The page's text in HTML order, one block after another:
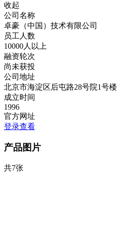
收起
公司名称
卓豪（中国）技术有限公司
员工人数
10000人以上
融资轮次
尚未获投
公司地址
北京市海淀区后屯路28号院1号
成立时间
1996
官方网址
登录查看
产品图片
共7张